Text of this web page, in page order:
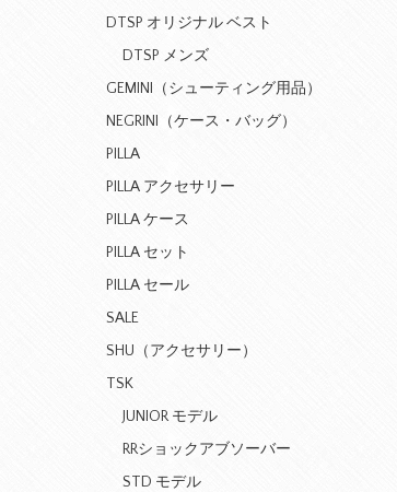
DTSP オリジナル ベスト
DTSP メンズ
GEMINI（シューティング用品）
NEGRINI（ケース・バッグ）
PILLA
PILLA アクセサリー
PILLA ケース
PILLA セット
PILLA セール
SALE
SHU（アクセサリー）
TSK
JUNIOR モデル
RRショックアブソーバー
STD モデル